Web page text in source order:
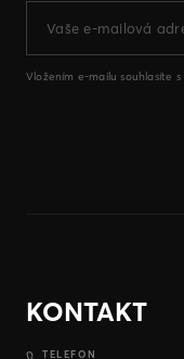
Vložením e-mailu souhlasíte s
KONTAKT
TELEFON